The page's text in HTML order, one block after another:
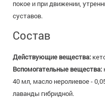
покое и при движении,
суставов.
Состав
Действующие вещества:
Вспомогательные вещества:
40 мл, масло неролиевое -
лаванды гибридной.